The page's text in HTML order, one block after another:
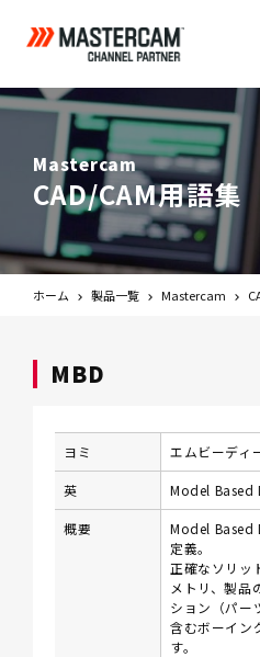
Mastercam
CAD/CAM用語集
ホーム 製品一覧 Mastercam
MBD
ヨミ エムビーディ
英 Model Based
概要
Model Based
定義。
正確なソリッ
メトリ、製品
ション（パー
含むボーイン
す。